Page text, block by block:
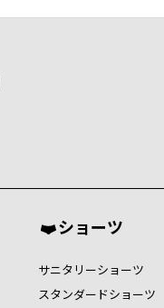
ショーツ
サニタリーショーツ
スタンダードショーツ